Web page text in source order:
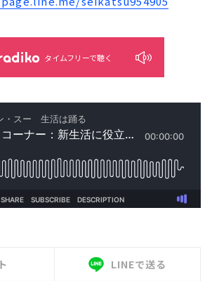
タイムフリーで聴く
LINEで送る